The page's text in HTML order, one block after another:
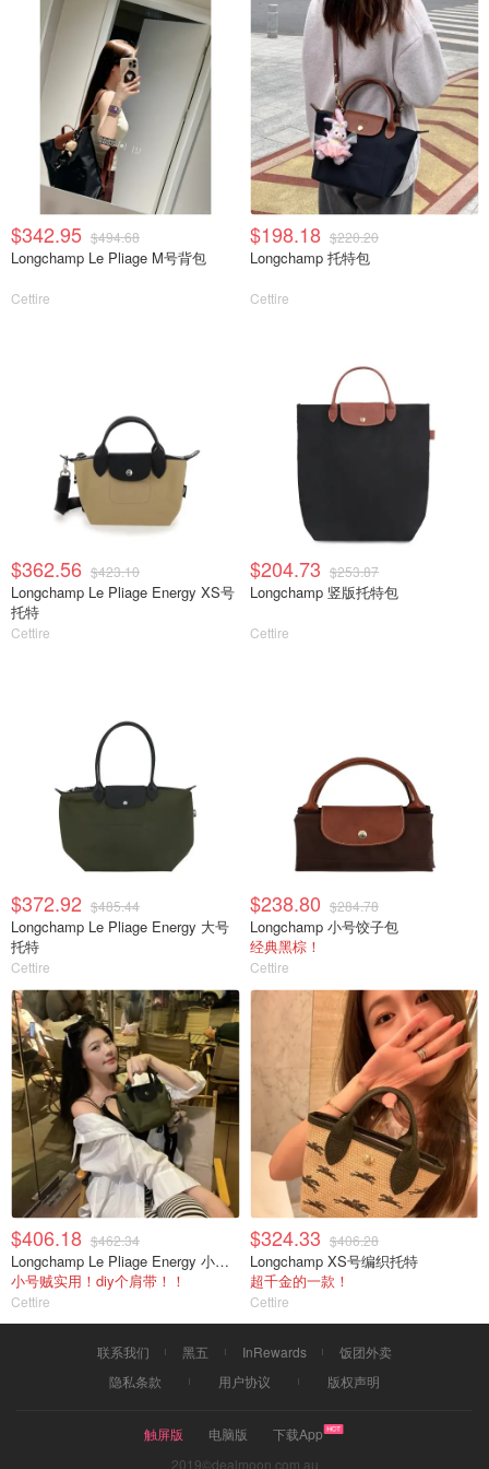
$342.95 $494.68
Longchamp Le Pliage M号背包
Cettire
$198.18 $220.20
Longchamp 托特包
Cettire
$362.56 $423.10
Longchamp Le Pliage Energy XS号
托特
Cettire
$204.73 $253.87
Longchamp 竖版托特包
Cettire
$372.92 $485.44
Longchamp Le Pliage Energy 大号
托特
Cettire
$238.80 $284.78
Longchamp 小号饺子包
经典黑棕！
Cettire
$406.18 $462.34
Longchamp Le Pliage Energy 小号托特
小号贼实用！diy个肩带！！
Cettire
$324.33 $406.28
Longchamp XS号编织托特
超千金的一款！
Cettire
联系我们 黑五 InRewards
饭团外卖
隐私条款
用户协议 版权声明
触屏版 电脑版
下载App
2019©dealmoon.com.au